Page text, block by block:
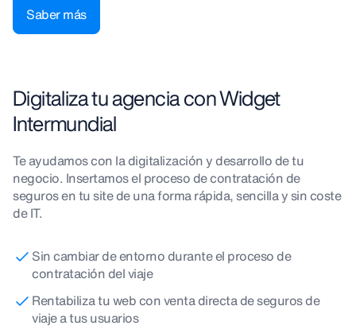
Saber más
Digitaliza tu agencia con Widget
Intermundial
Te ayudamos con la digitalización y desarrollo de tu
negocio. Insertamos el proceso de contratación de
seguros en tu site de una forma rápida, sencilla y sin coste
de IT.
Sin cambiar de entorno durante el proceso de
contratación del viaje
Rentabiliza tu web con venta directa de seguros de
viaje a tus usuarios